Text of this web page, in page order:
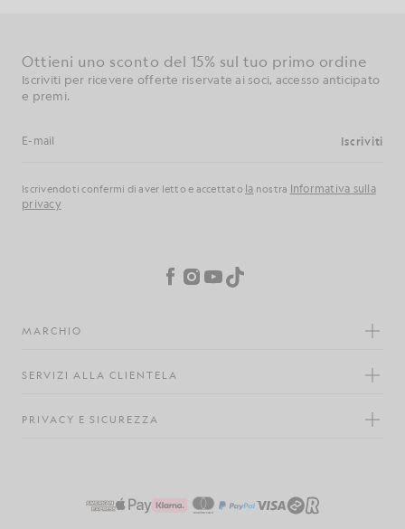
Ottieni uno sconto del 15% sul tuo primo ordine
Iscriviti per ricevere offerte riservate ai soci, accesso anticipato
e premi.
Indirizzo e-mail Iscriviti
Iscrivendoti confermi di aver letto e accettato la nostra Informativa sulla
privacy
Facebook
Instagram
YouTube
TikTok
MARCHIO
SERVIZI ALLA CLIENTELA
PRIVACY E SICUREZZA